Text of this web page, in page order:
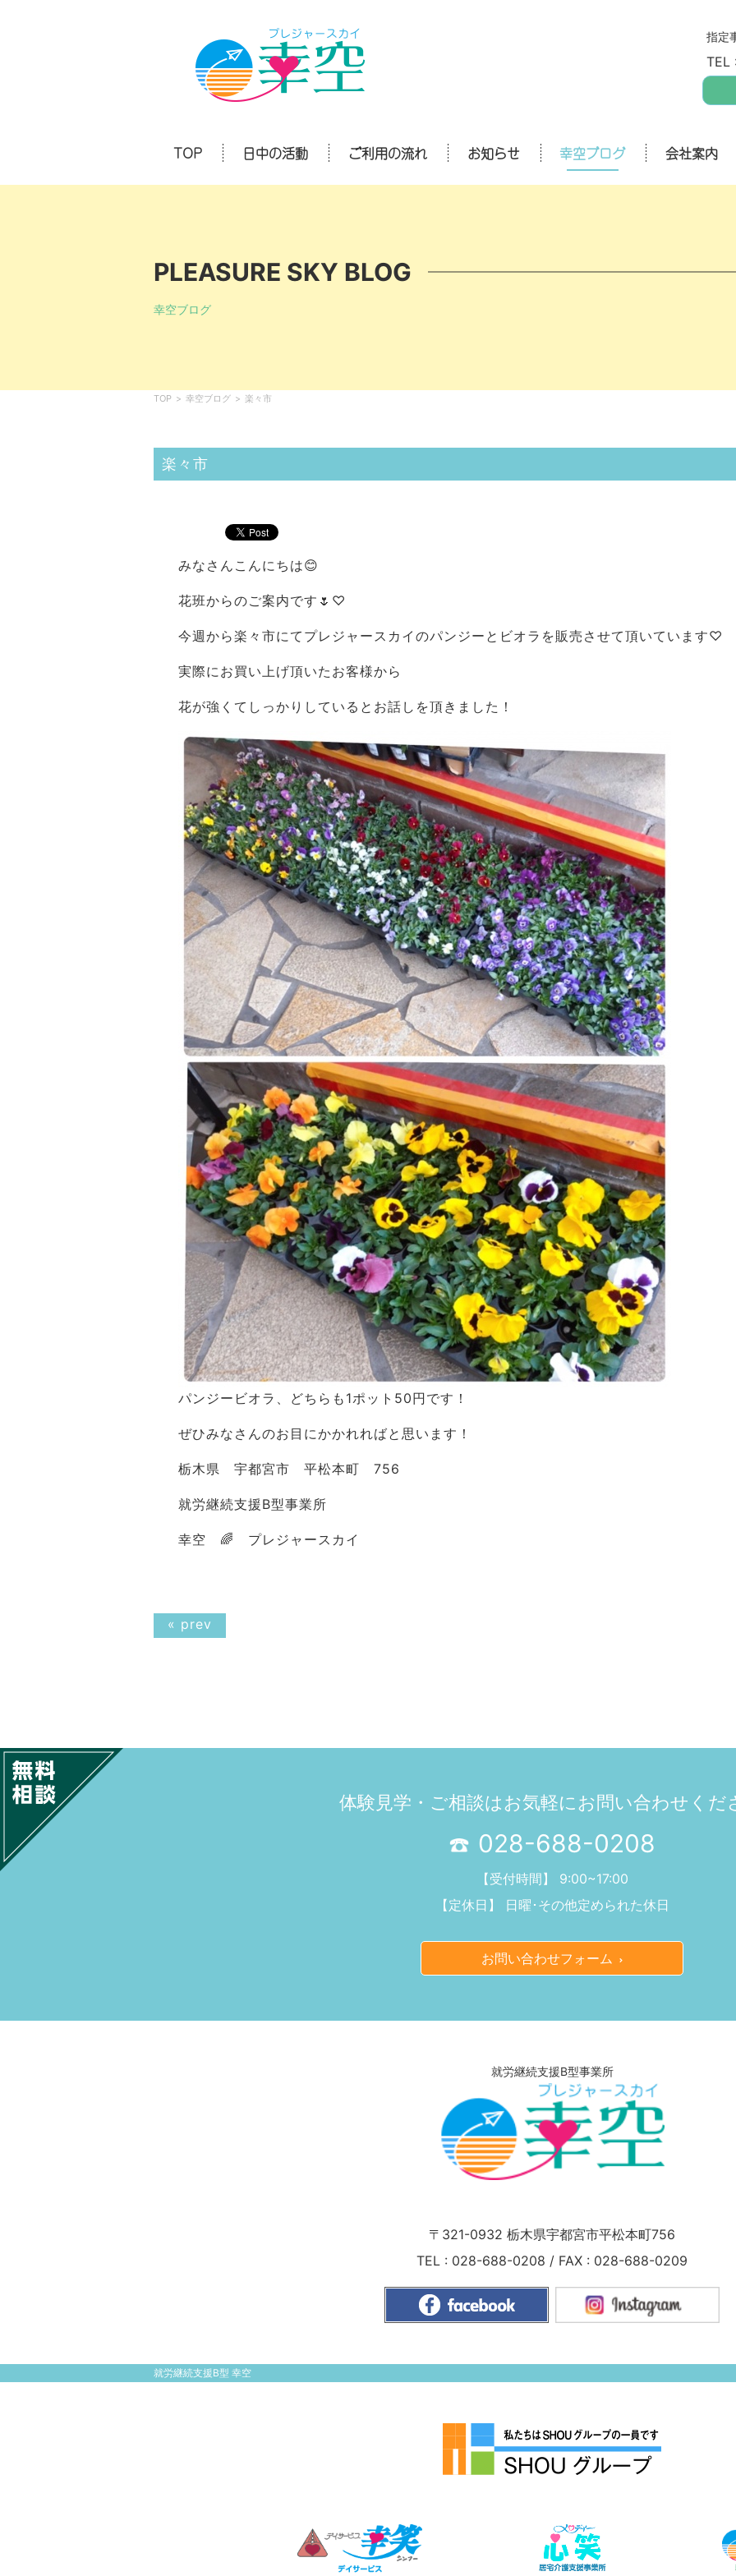
指定
TEL :
TOP 日中の活動 ご利用の流れ お知らせ 幸空ブログ 会社案内
PLEASURE SKY BLOG
幸空ブログ
TOP > 幸空ブログ > 楽々市
楽々市
みなさんこんにちは😊
花班からのご案内です🌷♡
今週から楽々市にてプレジャースカイのパンジーとビオラを販売させて頂いています♡
実際にお買い上げ頂いたお客様から
花が強くてしっかりしているとお話しを頂きました！
パンジービオラ、どちらも1ポット50円です！
ぜひみなさんのお目にかかれればと思います！
栃木県 宇都宮市 平松本町 756
就労継続支援B型事業所
幸空 🌈 プレジャースカイ
« prev
体験見学・ご相談はお気軽にお問い合わせくだ
028-688-0208
【受付時間】 9:00~17:00
【定休日】 日曜･その他定められた休日
お問い合わせフォーム
就労継続支援B型事業所
〒321-0932 栃木県宇都宮市平松本町756
TEL : 028-688-0208 / FAX : 028-688-0209
就労継続支援B型 幸空